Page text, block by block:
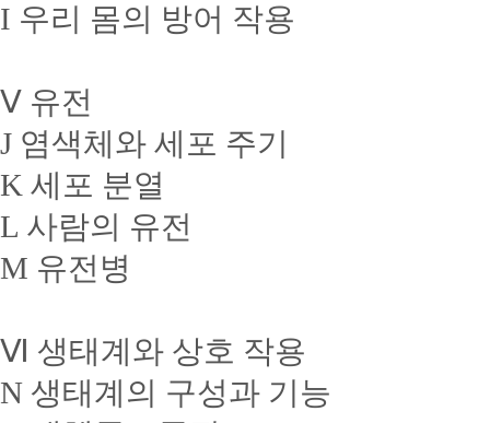
I 우리 몸의 방어 작용
Ⅴ 유전
J 염색체와 세포 주기
K 세포 분열
L 사람의 유전
M 유전병
Ⅵ 생태계와 상호 작용
N 생태계의 구성과 기능